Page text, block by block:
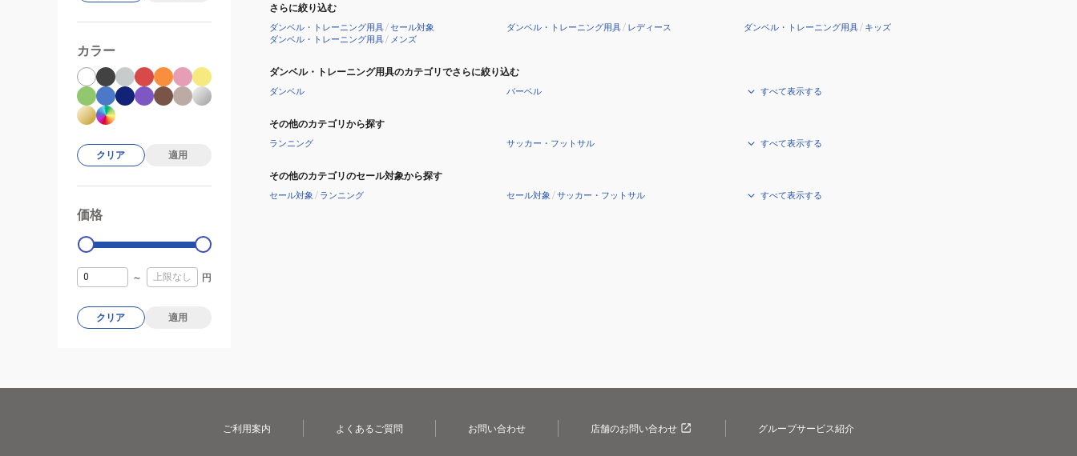
さらに絞り込む
ダンベル・トレーニング用具/セール対象 ダンベル・トレーニング用具/ レディース ダンベル・トレーニング用具/ キッズ
ダンベル・トレーニング用具/ メンズ
ダンベル・トレーニング用具のカテゴリでさらに絞り込む
ダンベル バーベル すべて表示する
その他のカテゴリから探す
ランニング サッカー・フットサル すべて表示する
その他のカテゴリのセール対象から探す
セール対象 / ランニング セール対象 /サッカー・フットサル すべて表示する
カラー
クリア 適用
価格
0
～ 円
クリア 適用
ご利用案内 よくあるご質問 お問い合わせ 店舗のお問い合わせ グループサービス紹介